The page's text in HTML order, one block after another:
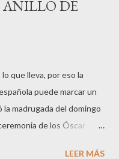
ANILLO DE
que lleva, por eso la
puede marcar un
madrugada del domingo
de los Óscar
LEER MÁS